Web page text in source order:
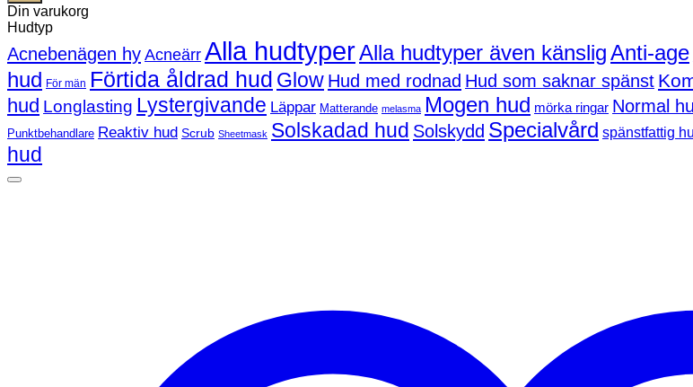
Din varukorg
Hudtyp
Acnebenägen hy Acneärr Alla hudtyperAlla hudtyper även känsligAnti-age
hud För män Förtida åldrad hud Glow Hud med rodnad Hud som saknar spänst
hud Longlasting Lystergivande Läppar Matterande melasma Mogen hud mörka ringar Normal
Punktbehandlare Reaktiv hud Scrub Sheetmask Solskadad hud Solskydd Specialvård spänstfattig
hud